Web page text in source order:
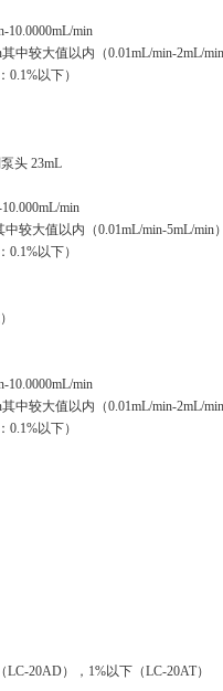
min
较大值以内（0.01mL/min-2mL/min
以下）
头 23mL
min
较大值以内（0.01mL/min-5mL/min）
以下）
min
较大值以内（0.01mL/min-2mL/min
以下）
20AD），1%以下（LC-20AT）